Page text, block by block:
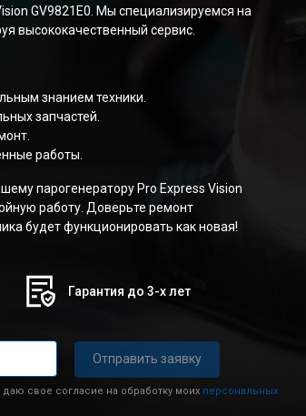
GV9821E0. Мы специализируемся на
высококачественный сервис.
знанием техники.
запчастей.
работы.
парогенератору Pro Express Vision
работу. Доверьте ремонт
будет функционировать как новая!
Гарантия до 3-х лет
Отправить заявку
свое согласие на обработку моих персональных